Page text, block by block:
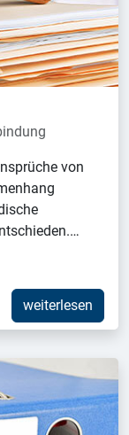
von
weiterlesen